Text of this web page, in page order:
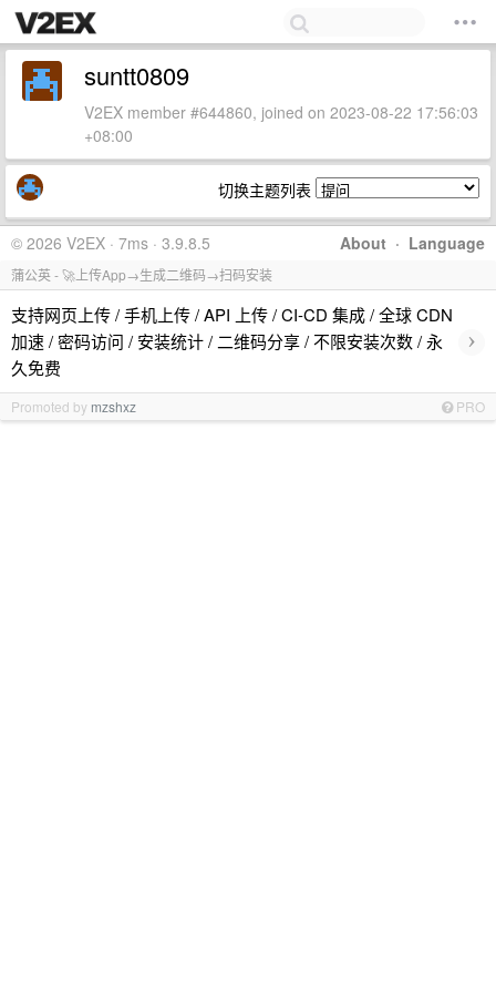
suntt0809
V2EX member #644860, joined on 2023-08-22 17:56:03
+08:00
切换主题列表
About · Language
© 2026 V2EX · 7ms · 3.9.8.5
蒲公英 - 🚀上传App→生成二维码→扫码安装
支持网页上传 / 手机上传 / API 上传 / CI-CD 集成 / 全球 CDN
加速 / 密码访问 / 安装统计 / 二维码分享 / 不限安装次数 / 永
久免费
›
Promoted by mzshxz PRO